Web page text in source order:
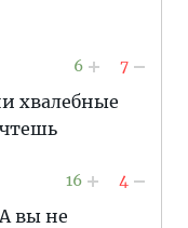
6 7
хвалебные
16 4
вы не